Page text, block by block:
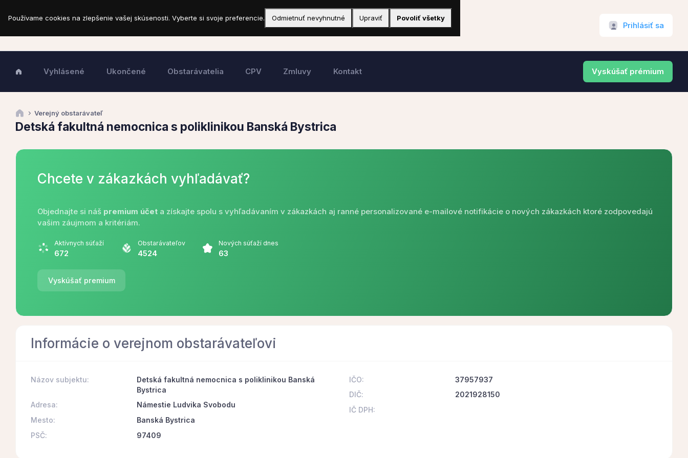
Prihlásiť sa
Vyhlásené Ukončené Obstarávatelia CPV Zmluvy Kontakt Vyskúšať prémium
Verejný obstarávateľ
Detská fakultná nemocnica s poliklinikou Banská Bystrica
Chcete v zákazkách vyhľadávať?
Objednajte si náš premium účet a získajte spolu s vyhľadávaním v zákazkách aj ranné personalizované e-mailové notifikácie o nových zákazkách ktoré zodpovedajú
vašim záujmom a kritériám.
Aktívnych súťaží
672
Obstarávateľov
4524
Nových súťaží dnes
63
Vyskúšať premium
Informácie o verejnom obstarávateľovi
Názov subjektu:
Detská fakultná nemocnica s poliklinikou Banská
Bystrica
Adresa:
Námestie Ludvika Svobodu
Mesto:
Banská Bystrica
PSČ:
97409
IČO:
37957937
DIČ:
2021928150
IČ DPH:
Používame cookies na zlepšenie vašej skúsenosti. Vyberte si svoje preferencie. Odmietnuť nevyhnutné Upraviť Povoliť všetky